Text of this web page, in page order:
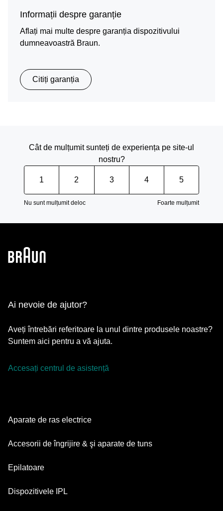
Informații despre garanție
Aflați mai multe despre garanția dispozitivului
dumneavoastră Braun.
Citiți garanția
Cât de mulțumit sunteți de experiența pe site-ul
nostru?
1 2 3 4 5
Nu sunt mulțumit deloc Foarte mulțumit
Ai nevoie de ajutor?
Aveți întrebări referitoare la unul dintre produsele noastre?
Suntem aici pentru a vă ajuta.
Accesați centrul de asistență
Aparate de ras electrice
Series 9 Pro
Series 3
Accesorii de îngrijire & şi aparate de tuns
Aparate de tuns barba
Epilatoare
Silk·épil SkinSpa
Dispozitivele IPL